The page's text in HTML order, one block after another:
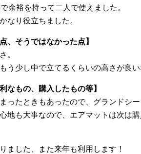
余裕を持って二人で使えました。
なり役立ちました。
、そうではなかった点】
。
う少し中で立てるくらいの高さが良
なもの、購入したもの等】
ったときもあったので、グランドシ
地も大事なので、エアマットは次は
ました、また来年も利用します！